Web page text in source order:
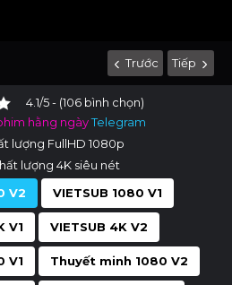
Trước Tiếp
4.1/5 - (106 bình chọn)
hằng ngàyTelegram
lượng FullHD 1080p
lượng 4K siêu nét
V2
VIETSUB 1080 V1
V1 VIETSUB 4K V2
V1 Thuyết minh 1080 V2